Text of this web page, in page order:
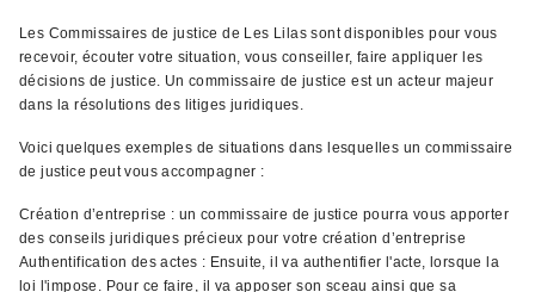
Les Commissaires de justice de Les Lilas sont disponibles pour vous
recevoir, écouter votre situation, vous conseiller, faire appliquer les
décisions de justice. Un commissaire de justice est un acteur majeur
dans la résolutions des litiges juridiques.
Voici quelques exemples de situations dans lesquelles un commissaire
de justice peut vous accompagner :
Création d’entreprise : un commissaire de justice pourra vous apporter
des conseils juridiques précieux pour votre création d’entreprise
Authentification des actes : Ensuite, il va authentifier l'acte, lorsque la
loi l'impose. Pour ce faire, il va apposer son sceau ainsi que sa